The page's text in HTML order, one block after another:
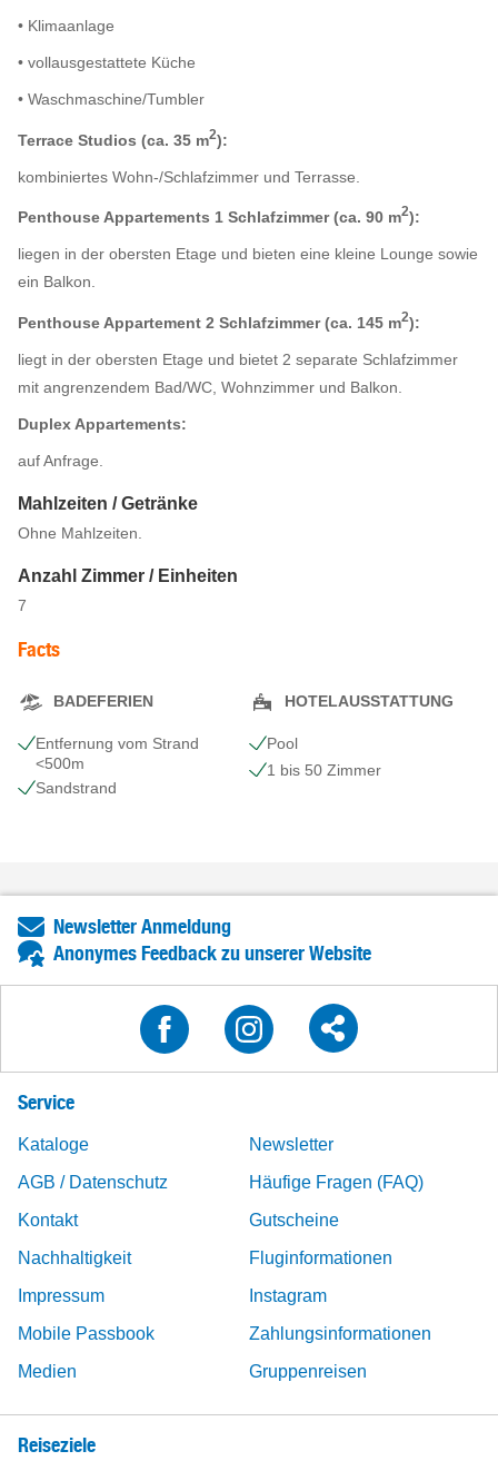
• Klimaanlage
• vollausgestattete Küche
• Waschmaschine/Tumbler
Terrace Studios (ca. 35 m2):
kombiniertes Wohn-/Schlafzimmer und Terrasse.
Penthouse Appartements 1 Schlafzimmer (ca. 90 m2):
liegen in der obersten Etage und bieten eine kleine Lounge sowie
ein Balkon.
Penthouse Appartement 2 Schlafzimmer (ca. 145 m2):
liegt in der obersten Etage und bietet 2 separate Schlafzimmer
mit angrenzendem Bad/WC, Wohnzimmer und Balkon.
Duplex Appartements:
auf Anfrage.
Mahlzeiten / Getränke
Ohne Mahlzeiten.
Anzahl Zimmer / Einheiten
7
Facts
BADEFERIEN
Entfernung vom Strand
<500m
Sandstrand
HOTELAUSSTATTUNG
Pool
1 bis 50 Zimmer
Newsletter Anmeldung
Anonymes Feedback zu unserer Website
Service
Kataloge
Newsletter
AGB / Datenschutz
Häufige Fragen (FAQ)
Kontakt
Gutscheine
Nachhaltigkeit
Fluginformationen
Impressum
Instagram
Mobile Passbook
Zahlungsinformationen
Medien
Gruppenreisen
Reiseziele